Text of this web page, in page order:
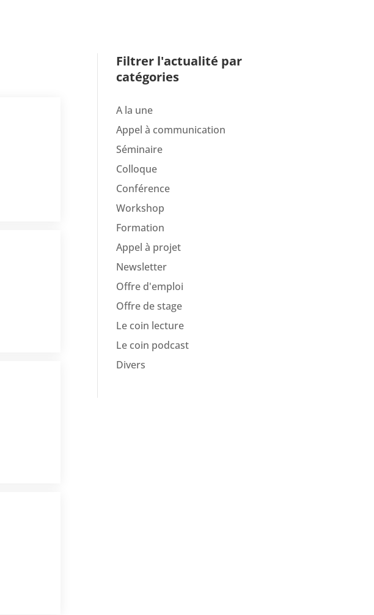
Filtrer l'actualité par
catégories
A la une
Appel à communication
Séminaire
Colloque
Conférence
Workshop
Formation
Appel à projet
Newsletter
Offre d'emploi
Offre de stage
Le coin lecture
Le coin podcast
Divers